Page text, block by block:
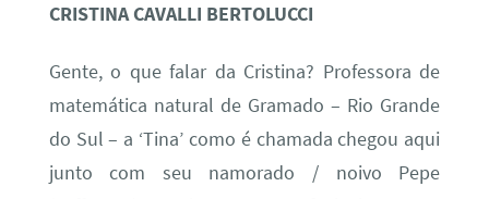
CRISTINA CAVALLI BERTOLUCCI
Gente, o que falar da Cristina? Professora de
matemática natural de Gramado – Rio Grande
do Sul – a ‘Tina’ como é chamada chegou aqui
junto com seu namorado / noivo Pepe